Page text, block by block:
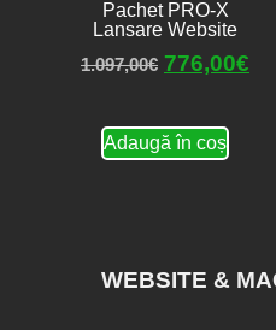
Pachet PRO-X
Lansare Website
1.097,00€ 776,00€
Adaugă în coș
WEBSITE &